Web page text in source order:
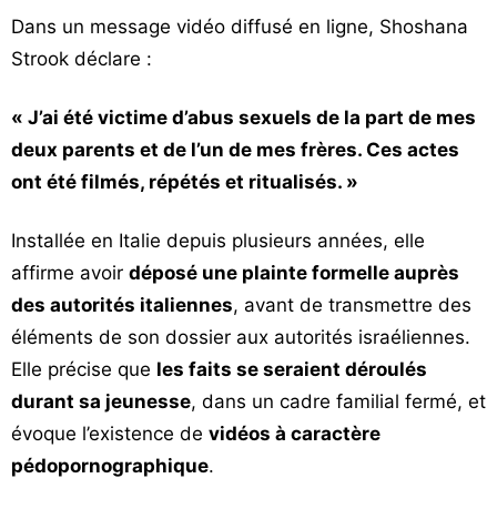
Dans un message vidéo diffusé en ligne, Shoshana
Strook déclare :
« J’ai été victime d’abus sexuels de la part de mes
deux parents et de l’un de mes frères. Ces actes
ont été filmés, répétés et ritualisés. »
Installée en Italie depuis plusieurs années, elle
affirme avoir déposé une plainte formelle auprès
des autorités italiennes, avant de transmettre des
éléments de son dossier aux autorités israéliennes.
Elle précise que les faits se seraient déroulés
durant sa jeunesse, dans un cadre familial fermé, et
évoque l’existence de vidéos à caractère
pédopornographique.